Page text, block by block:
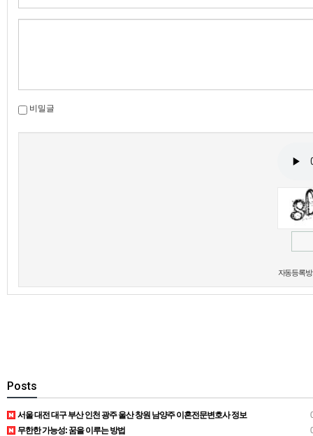
비밀글
자동등록
Posts
서울 대전 대구 부산 인천 광주 울산 창원 남양주 이혼전문변호사 정보
무한한 가능성: 꿈을 이루는 방법